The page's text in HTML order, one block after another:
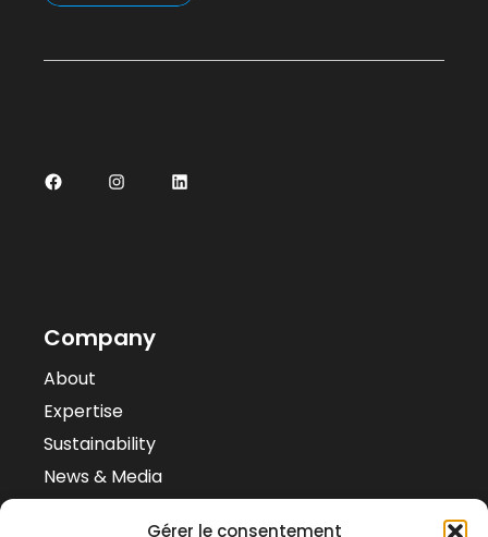
Gérer le consentement
Company
About
Expertise
Sustainability
News & Media